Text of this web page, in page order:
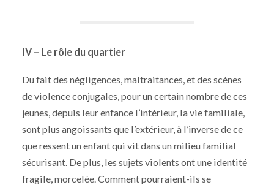
IV – Le rôle du quartier
Du fait des négligences, maltraitances, et des scènes
de violence conjugales, pour un certain nombre de ces
jeunes, depuis leur enfance l’intérieur, la vie familiale,
sont plus angoissants que l’extérieur, à l’inverse de ce
que ressent un enfant qui vit dans un milieu familial
sécurisant. De plus, les sujets violents ont une identité
fragile, morcelée. Comment pourraient-ils se